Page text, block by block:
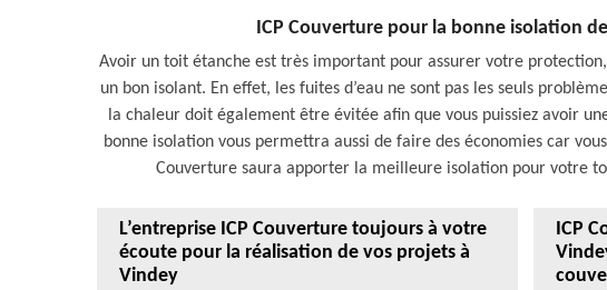
ICP Couverture pour la bonne isolation
Avoir un toit étanche est très important pour assurer votre
un bon isolant. En effet, les fuites d’eau ne sont pas les seuls
la chaleur doit également être évitée afin que vous puissiez avoir
bonne isolation vous permettra aussi de faire des économies car
Couverture saura apporter la meilleure isolation pour votre
L’entreprise ICP Couverture toujours à votre
écoute pour la réalisation de vos projets à
Vindey
ICP